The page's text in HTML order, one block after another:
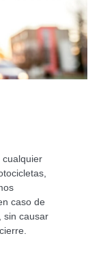
cualquier
caso de
sin causar